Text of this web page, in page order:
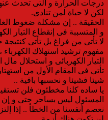
درجات الحرارة و التى تحدث
لكن لا حياة لمن تنادى.
الحقيقة .. إن مشكلة ضغوط
و المتسببة فى إنقطاع التيار
لا تأتى من فراغ بل تأتى كنتيجة
مفهوم ترشيد استهلاك الكهرباء
التيار الكهربائى و استحلال
تأتى فى المقام الأول من
شيئا فشيئا و نحسبها باقية ..
يا ساده كلنا مخطئون فلن
المسئول ليس بساحر حتى و
نعصم أنفسنا من الخطأ .. إذا